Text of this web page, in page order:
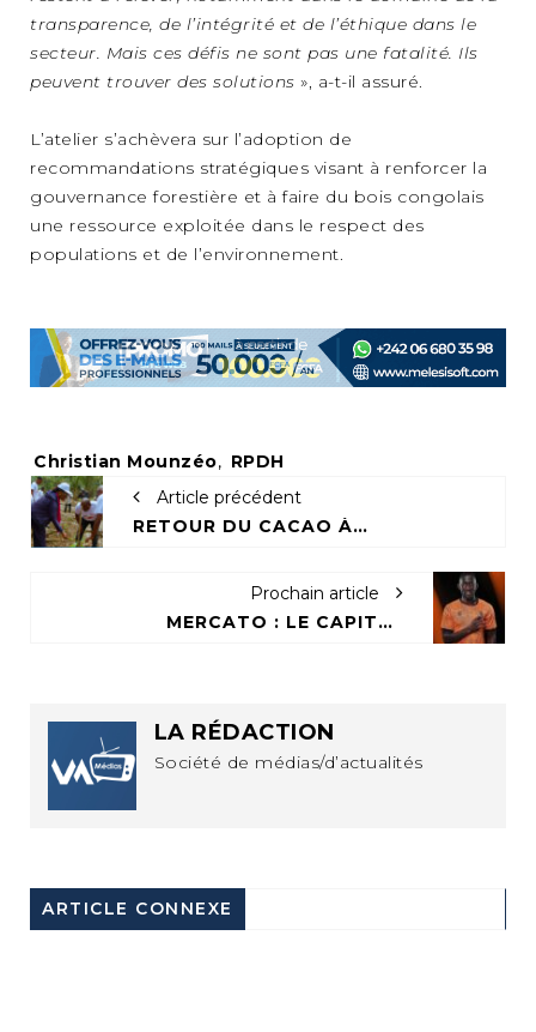
transparence, de l’intégrité et de l’éthique dans le
secteur. Mais ces défis ne sont pas une fatalité. Ils
peuvent trouver des solutions », a-t-il assuré.
L’atelier s’achèvera sur l’adoption de
recommandations stratégiques visant à renforcer la
gouvernance forestière et à faire du bois congolais
une ressource exploitée dans le respect des
populations et de l’environnement.
Tags:
Christian Mounzéo, RPDH
Article précédent
RETOUR DU CACAO À BOYA GRÂCE AU PROJET « UNE FAMILLE, UN CHAMP DE CACAO »
Prochain article
MERCATO : LE CAPITAINE DES DIABLES ROUGES QUITTE L’EUROPE POUR LE CHAMPIONNAT SAOUDIEN
LA RÉDACTION
Société de médias/d’actualités
ARTICLE CONNEXE